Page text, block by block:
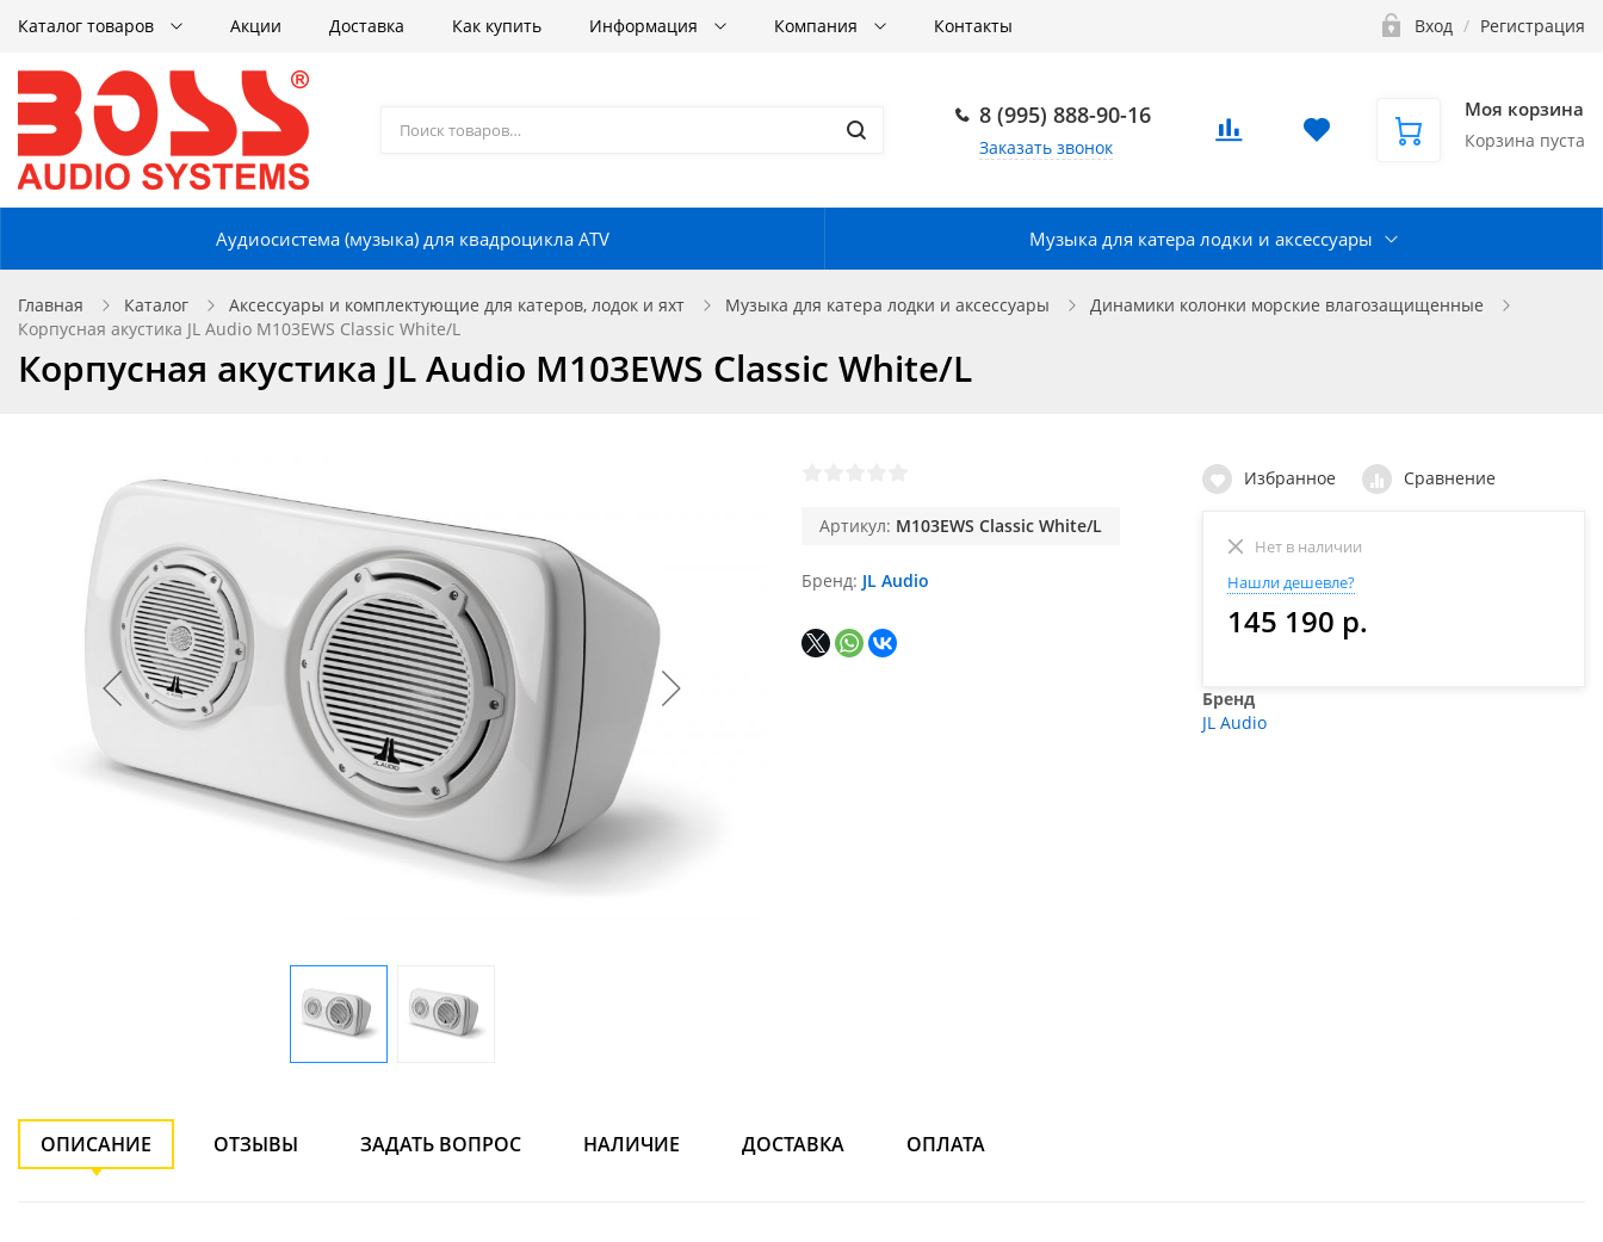
Каталог товаров Акции Доставка Как купить Информация Компания Контакты Вход / Регистрация
8 (995) 888-90-16
Заказать звонок
Моя корзина
Корзина пуста
Аудиосистема (музыка) для квадроцикла ATV Музыка для катера лодки и аксессуары
Главная Каталог Аксессуары и комплектующие для катеров, лодок и яхт Музыка для катера лодки и аксессуары
Динамики колонки морские влагозащищенные
Корпусная акустика JL Audio M103EWS Classic White/L
Корпусная акустика JL Audio M103EWS Classic White/L
Артикул: M103EWS Classic White/L
Бренд JL Audio
Избранное Сравнение
Нет в наличии
Нашли дешевле?
145 190 р.
Бренд
JL Audio
ОПИСАНИЕ ОТЗЫВЫ ЗАДАТЬ ВОПРОС НАЛИЧИЕ ДОСТАВКА ОПЛАТА